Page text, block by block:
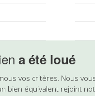
a été loué
vos critères. Nous
bien équivalent rejoint